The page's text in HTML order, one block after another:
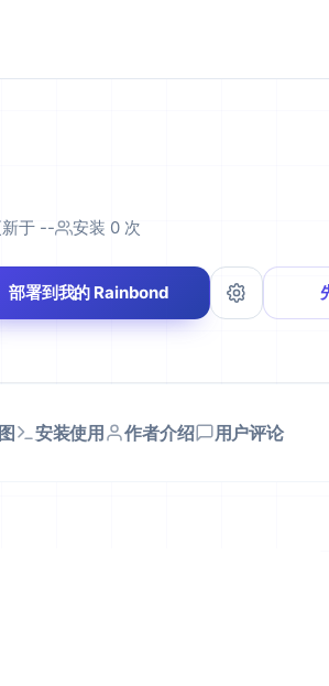
新于 -- 安装 0 次
部署到我的 Rainbond
安装使用 作者介绍 用户评论